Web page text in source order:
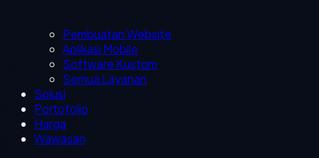
Pembuatan Website
Aplikasi Mobile
Software Kustom
Semua Layanan
Solusi
Portofolio
Harga
Wawasan